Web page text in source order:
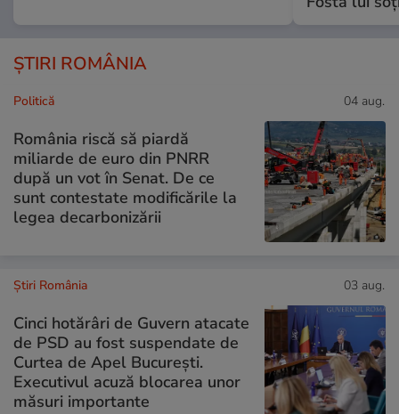
ȘTIRI ROMÂNIA
Politică 04 aug.
România riscă să piardă
miliarde de euro din PNRR
după un vot în Senat. De ce
sunt contestate modificările la
legea decarbonizării
Știri România 03 aug.
Cinci hotărâri de Guvern atacate
de PSD au fost suspendate de
Curtea de Apel București.
Executivul acuză blocarea unor
măsuri importante